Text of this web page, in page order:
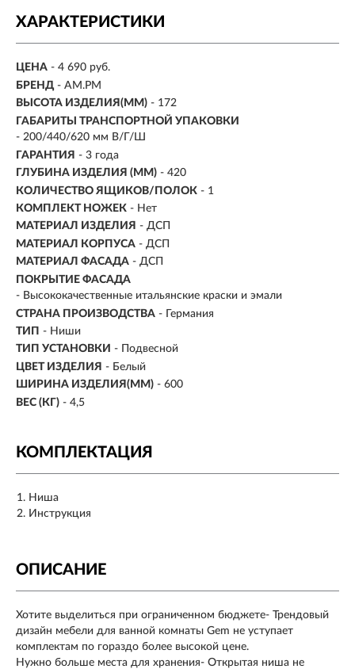
ХАРАКТЕРИСТИКИ
ЦЕНА - 4 690 руб.
БРЕНД - AM.PM
ВЫСОТА ИЗДЕЛИЯ(ММ) - 172
ГАБАРИТЫ ТРАНСПОРТНОЙ УПАКОВКИ
- 200/440/620 мм В/Г/Ш
ГАРАНТИЯ - 3 года
ГЛУБИНА ИЗДЕЛИЯ (ММ) - 420
КОЛИЧЕСТВО ЯЩИКОВ/ПОЛОК - 1
КОМПЛЕКТ НОЖЕК - Нет
МАТЕРИАЛ ИЗДЕЛИЯ - ДСП
МАТЕРИАЛ КОРПУСА - ДСП
МАТЕРИАЛ ФАСАДА - ДСП
ПОКРЫТИЕ ФАСАДА
- Высококачественные итальянские краски и эмали
СТРАНА ПРОИЗВОДСТВА - Германия
ТИП - Ниши
ТИП УСТАНОВКИ - Подвесной
ЦВЕТ ИЗДЕЛИЯ - Белый
ШИРИНА ИЗДЕЛИЯ(ММ) - 600
ВЕС (КГ) - 4,5
КОМПЛЕКТАЦИЯ
Ниша
Инструкция
ОПИСАНИЕ
Хотите выделиться при ограниченном бюджете- Трендовый
дизайн мебели для ванной комнаты Gem не уступает
комплектам по гораздо более высокой цене.
Нужно больше места для хранения- Открытая ниша не